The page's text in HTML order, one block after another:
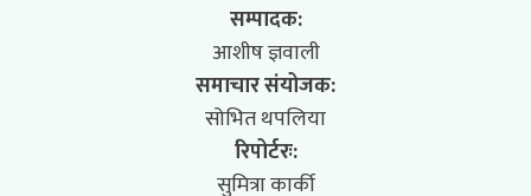
सम्पादक:
आशीष ज्ञवाली
समाचार संयोजक:
सोभित थपलिया
रिपोर्टरः:
सुमित्रा कार्की